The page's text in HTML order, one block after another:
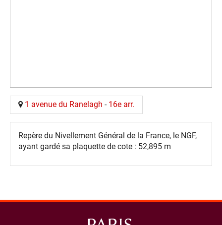
1 avenue du Ranelagh - 16e arr.
Repère du Nivellement Général de la France, le NGF,
ayant gardé sa plaquette de cote : 52,895 m